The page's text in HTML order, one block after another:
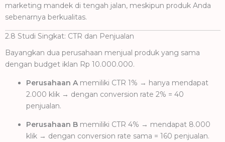
marketing mandek di tengah jalan, meskipun produk Anda
sebenarnya berkualitas.
2.8 Studi Singkat: CTR dan Penjualan
Bayangkan dua perusahaan menjual produk yang sama
dengan budget iklan Rp 10.000.000.
Perusahaan A memiliki CTR 1% → hanya mendapat
2.000 klik → dengan conversion rate 2% = 40
penjualan.
Perusahaan B memiliki CTR 4% → mendapat 8.000
klik → dengan conversion rate sama = 160 penjualan.